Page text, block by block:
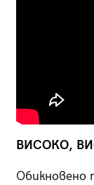
ВИСОКО,
Обикновено